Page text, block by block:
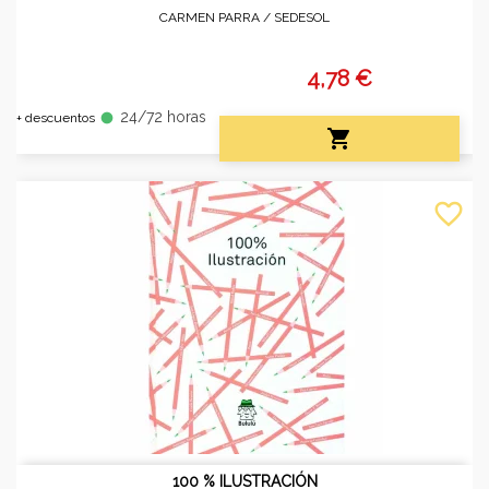
CARMEN PARRA / SEDESOL
+ descuentos fiber_manual_record 24/72 horas
4,78 €

100 % ILUSTRACIÓN
favorite_border